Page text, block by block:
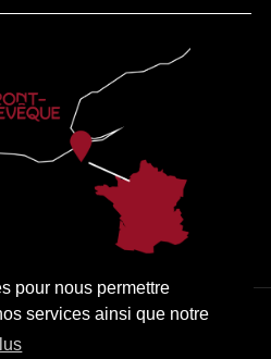
pour nous permettre
services ainsi que notre
LÉGALES ACCESSIBILITÉ